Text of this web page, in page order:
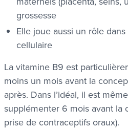
grossesse
Elle joue aussi un rôle
cellulaire
La vitamine B9 est
moins un mois avant la
après. Dans l’idéal, il est
supplémenter 6 mois avant la
prise de contraceptifs oraux).